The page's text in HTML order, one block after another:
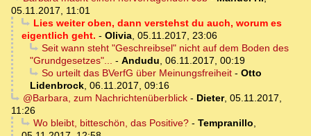
05.11.2017, 11:01
Lies weiter oben, dann verstehst du auch, worum es
eigentlich geht. - Olivia, 05.11.2017, 23:06
Seit wann steht "Geschreibsel" nicht auf dem Boden des
"Grundgesetzes"... - Andudu, 06.11.2017, 00:19
So urteilt das BVerfG über Meinungsfreiheit- Otto
Lidenbrock, 06.11.2017, 09:16
@Barbara, zum Nachrichtenüberblick- Dieter, 05.11.2017,
11:26
Wo bleibt, bitteschön, das Positive?- Tempranillo,